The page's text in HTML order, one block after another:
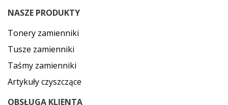
NASZE PRODUKTY
Tonery zamienniki
Tusze zamienniki
Taśmy zamienniki
Artykuły czyszczące
OBSŁUGA KLIENTA